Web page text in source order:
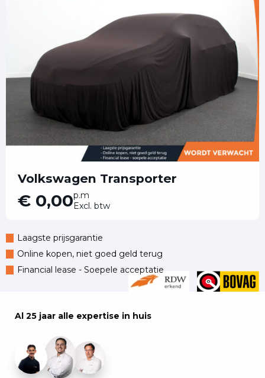
Volkswagen Transporter
€ 0,00p.m
Excl. btw
Laagste prijsgarantie
Online kopen, niet goed geld terug
Financial lease - Soepele acceptatie
Al 25 jaar alle expertise in huis